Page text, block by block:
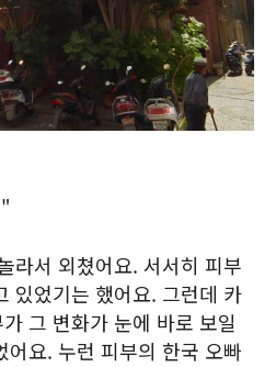
라서 외쳤어요. 서서히 피부
있었기는 했어요. 그런데 카
그 변화가 눈에 바로 보일
어요. 누런 피부의 한국 오빠